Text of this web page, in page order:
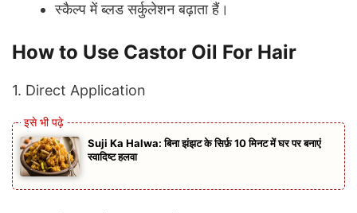
स्कैल्प में ब्लड सर्कुलेशन बढ़ाता हैं।
How to Use Castor Oil For Hair
1. Direct Application
Suji Ka Halwa: बिना झंझट के सिर्फ़ 10 मिनट में घर पर बनाएं
स्वादिष्ट हलवा